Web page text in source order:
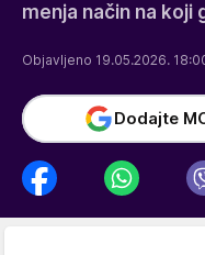
menja način na koji
Objavljeno 19.05.2026.
Dodajte